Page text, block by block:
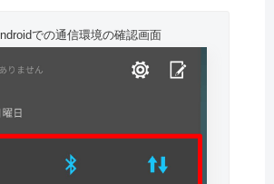
での通信環境の確認画面